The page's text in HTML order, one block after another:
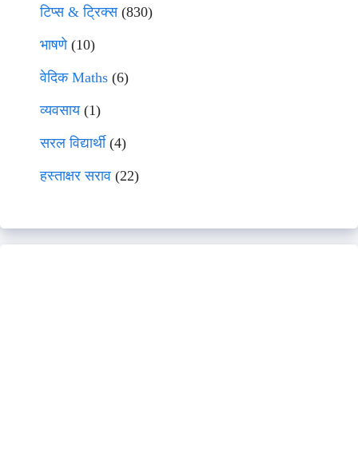
टिप्स & ट्रिक्स(830)
भाषणे(10)
वेदिक Maths (6)
व्यवसाय(1)
सरल विद्यार्थी(4)
हस्ताक्षर सराव (22)